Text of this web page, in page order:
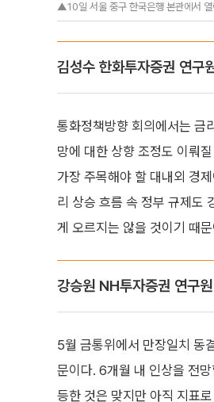
▲10일 서울 중구 한국은행 본관에서 열
김성수 한화투자증권 연구
통화정책방향 회의에서는 금
망에 대한 상향 조정도 이뤄
가장 주목해야 할 대내외 경
리 상승 흐름 속 정부 규제도
게 오르지는 않을 것이기 때
강승원 NH투자증권 연구
5월 금통위에서 만장일치 동
문이다. 6개월 내 인상을 전
등한 것은 맞지만 아직 지표